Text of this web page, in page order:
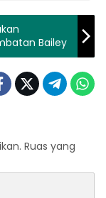
Bailey
Ruas yang